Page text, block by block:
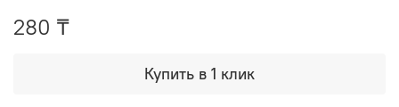
280 ₸
Купить в 1 клик